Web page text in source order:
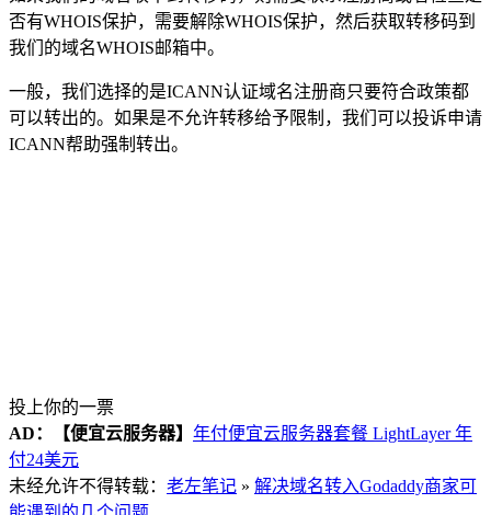
否有WHOIS保护，需要解除WHOIS保护，然后获取转移码到
我们的域名WHOIS邮箱中。
一般，我们选择的是ICANN认证域名注册商只要符合政策都
可以转出的。如果是不允许转移给予限制，我们可以投诉申请
ICANN帮助强制转出。
投上你的一票
AD：
【便宜云服务器】 年付便宜云服务器套餐 LightLayer 年
付24美元
未经允许不得转载： 老左笔记 » 解决域名转入Godaddy商家可